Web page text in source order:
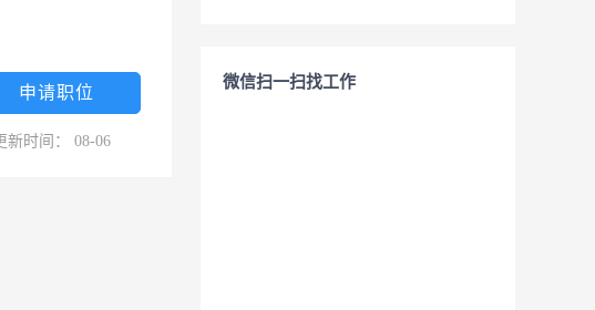
申请职位
新时间： 08-06
微信扫一扫找工作